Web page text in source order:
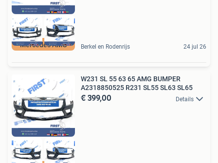
Mercedes AMG Berkel en Rodenrijs 24 jul 26
W231 SL 55 63 65 AMG BUMPER
A2318850525 R231 SL55 SL63 SL65
€ 399,00 Details